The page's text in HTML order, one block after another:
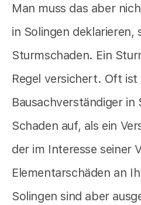
Man muss das aber
in Solingen deklarieren,
Sturmschaden. Ein
Regel versichert. Oft ist
Bausachverständiger in
Schaden auf, als ein
der im Interesse seiner
Elementarschäden an
Solingen sind aber